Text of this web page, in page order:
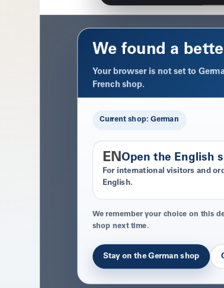
We found a
Your browser is not set to
French shop.
Current shop: German
ENOpen the English
For international visitors and
English.
We remember your choice on this
shop next time.
Stay on the German shop